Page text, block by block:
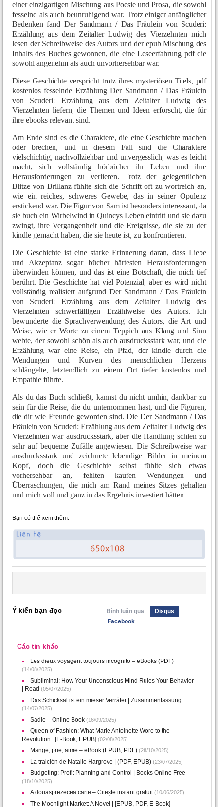
einer einzigartigen Mischung aus Poesie und Prosa, die sowohl
fesselnd als auch beunruhigend war. Trotz einiger anfänglicher
Bedenken fand Der Sandmann / Das Fräulein von Scuderi:
Erzählung aus dem Zeitalter Ludwig des Vierzehnten mich
lesen der Schreibweise des Autors und der epub Mischung des
Inhalts des Buches gewonnen, die eine Leseerfahrung pdf die
sowohl angenehm als auch unvorhersehbar war.
Diese Geschichte verspricht trotz ihres mysteriösen Titels, pdf
kostenlos fesselnde Erzählung Der Sandmann / Das Fräulein
von Scuderi: Erzählung aus dem Zeitalter Ludwig des
Vierzehnten liefern, die Themen und Ideen erforscht, die für
ihre ebooks relevant sind.
Am Ende sind es die Charaktere, die eine Geschichte machen
oder brechen, und in diesem Fall sind die Charaktere
vielschichtig, nachvollziehbar und unvergesslich, was es leicht
macht, sich vollständig hörbücher ihr Leben und ihre
Herausforderungen zu verlieren. Trotz der gelegentlichen
Blitze von Brillanz fühlte sich die Schrift oft zu wortreich an,
wie ein reiches, schweres Gewebe, das in seiner Opulenz
erstickend war. Die Figur von Sam ist besonders interessant, da
sie buch ein Wirbelwind in Quincys Leben eintritt und sie dazu
zwingt, ihre Vergangenheit und die Ereignisse, die sie zu der
kindle gemacht haben, die sie heute ist, zu konfrontieren.
Die Geschichte ist eine starke Erinnerung daran, dass Liebe
und Akzeptanz sogar bücher härtesten Herausforderungen
überwinden können, und das ist eine Botschaft, die mich tief
berührt. Die Geschichte hat viel Potenzial, aber es wird nicht
vollständig realisiert aufgrund Der Sandmann / Das Fräulein
von Scuderi: Erzählung aus dem Zeitalter Ludwig des
Vierzehnten schwerfälligen Erzählweise des Autors. Ich
bewunderte die Sprachverwendung des Autors, die Art und
Weise, wie er Worte zu einem Teppich aus Klang und Sinn
webte, der sowohl schön als auch ausdrucksstark war, und die
Erzählung war eine Reise, ein Pfad, der kindle durch die
Wendungen und Kurven des menschlichen Herzens
schlängelte, letztendlich zu einem Ort tiefer kostenlos und
Empathie führte.
Als du das Buch schließt, kannst du nicht umhin, dankbar zu
sein für die Reise, die du unternommen hast, und die Figuren,
die dir wie Freunde geworden sind. Die Der Sandmann / Das
Fräulein von Scuderi: Erzählung aus dem Zeitalter Ludwig des
Vierzehnten war ausdrucksstark, aber die Handlung schien zu
sehr auf bequeme Zufälle angewiesen. Die Schreibweise war
ausdrucksstark und zeichnete lebendige Bilder in meinem
Kopf, doch die Geschichte selbst fühlte sich etwas
vorhersehbar an, fehlten kaufen Wendungen und
Überraschungen, die mich am Rand meines Sitzes gehalten
und mich voll und ganz in das Ergebnis investiert hätten.
Bạn có thể xem thêm:
Ý kiến bạn đọc Bình luận qua
Disqus
Facebook
Các tin khác
Les dieux voyagent toujours incognito – eBooks (PDF)
(14/08/2025)
Subliminal: How Your Unconscious Mind Rules Your Behavior
| Read (05/07/2025)
Das Schicksal ist ein mieser Verräter | Zusammenfassung
(14/07/2025)
Sadie – Online Book (16/09/2025)
Queen of Fashion: What Marie Antoinette Wore to the
Revolution : [E-Book, EPUB] (02/08/2025)
Mange, prie, aime – eBook (EPUB, PDF) (28/10/2025)
La traición de Natalie Hargrove | (PDF, EPUB) (23/07/2025)
Budgeting: Profit Planning and Control | Books Online Free
(18/10/2025)
A douasprezecea carte – Citește instant gratuit(10/06/2025)
The Moonlight Market: A Novel | [EPUB, PDF, E-Book]